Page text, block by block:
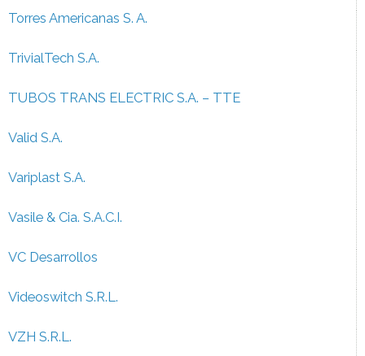
Torres Americanas S. A.
TrivialTech S.A.
TUBOS TRANS ELECTRIC S.A. – TTE
Valid S.A.
Variplast S.A.
Vasile & Cia. S.A.C.I.
VC Desarrollos
Videoswitch S.R.L.
VZH S.R.L.